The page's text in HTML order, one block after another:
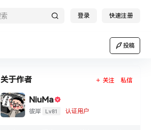
登录 快速注册
投稿
关于作者 关注 私信
NiuMa
彼岸 Lv81 认证用户